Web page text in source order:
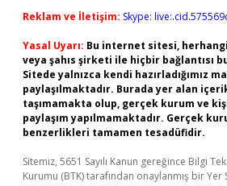
Reklam ve İletişim: Skype:
Yasal Uyarı: Bu internet sitesi,
veya şahıs şirketi ile hiçbir bağlantısı
Sitede yalnızca kendi hazırladığımız
paylaşılmaktadır. Burada yer alan
taşımamakta olup, gerçek kurum ve
paylaşım yapılmamaktadır. Gerçek
benzerlikleri tamamen tesadüfidir.
Sitemiz, 5651 Sayılı Kanun gereğince Bilgi
Kurumu (BTK) tarafından onaylanmış bir Yer